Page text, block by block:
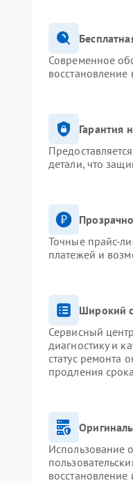
Современное
Гарантия
детали, что
Точные прайс-
платежей и
Широкий
Сервисный
диагностику и
статус ремонта
продления
Использование